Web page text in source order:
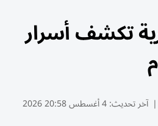
تكشف أسرار
| آخر تحديث:4 أغسطس 20:58 2026